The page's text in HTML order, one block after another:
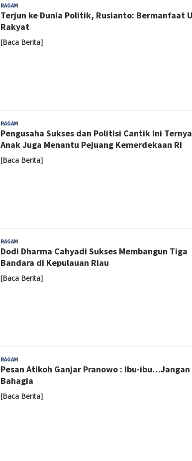
RAGAM
Terjun ke Dunia Politik, Rusianto: Bermanfaat
Rakyat
[Baca Berita]
RAGAM
Pengusaha Sukses dan Politisi Cantik Ini
Anak Juga Menantu Pejuang Kemerdekaan RI
[Baca Berita]
RAGAM
Dodi Dharma Cahyadi Sukses Membangun Tiga
Bandara di Kepulauan Riau
[Baca Berita]
RAGAM
Sulastri
Pesan Atikoh Ganjar Pranowo : Ibu-ibu…Jangan
Bahagia
[Baca Berita]